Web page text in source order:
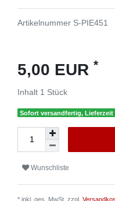
Artikelnummer S-PIE451
5,00 EUR *
Inhalt 1 Stück
Sofort versandfertig, Lieferzeit
Wunschliste
* inkl. ges. MwSt. zzgl.